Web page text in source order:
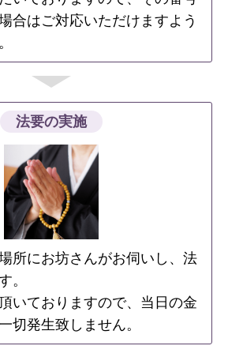
合はご対応いただけますよう
法要の実施
所にお坊さんがお伺いし、法
。
いておりますので、当日の金
切発生致しません。